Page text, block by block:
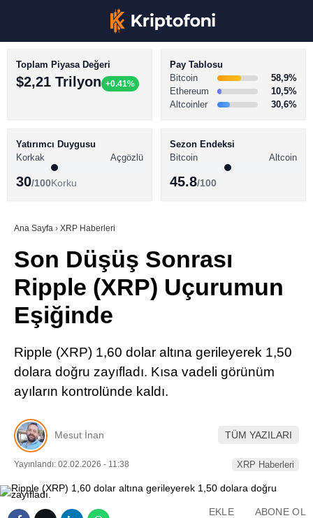
Youtube
TikTok
LinkedIn
BİTCOİN HABERLERİ
ALTCOİN HABERLERİ
SÖZLÜK
Toplam Piyasa Değeri
$2,21 Trilyon +0.41%
Pay Tablosu
Bitcoin
58,9%
Ethereum
10,5%
Altcoinler
30,6%
Yatırımcı Duygusu
Korkak
Açgözlü
30/100Korku
Sezon Endeksi
Bitcoin
Altcoin
45.8/100
Ana Sayfa › XRP Haberleri
Son Düşüş Sonrası
Ripple (XRP) Uçurumun
Eşiğinde
Ripple (XRP) 1,60 dolar altına gerileyerek 1,50
dolara doğru zayıfladı. Kısa vadeli görünüm
ayıların kontrolünde kaldı.
Mesut İnan TÜM YAZILARI
Yayınlandı: 02.02.2026 - 11:38 XRP Haberleri
EKLE ABONE OL